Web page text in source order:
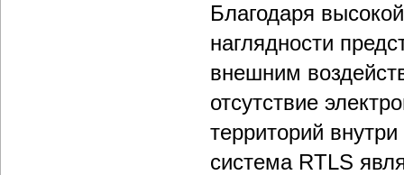
Благодаря
наглядности
внешним
отсутствие
территорий
система RTLS